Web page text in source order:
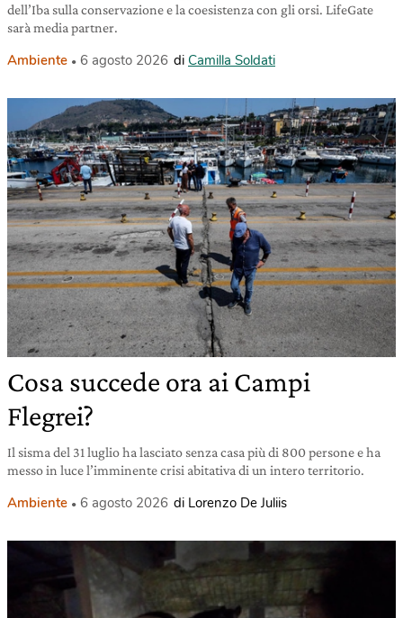
dell’Iba sulla conservazione e la coesistenza con gli orsi. LifeGate
sarà media partner.
Ambiente 6 agosto 2026 di Camilla Soldati
Cosa succede ora ai Campi
Flegrei?
Il sisma del 31 luglio ha lasciato senza casa più di 800 persone e ha
messo in luce l’imminente crisi abitativa di un intero territorio.
Ambiente 6 agosto 2026 di Lorenzo De Juliis